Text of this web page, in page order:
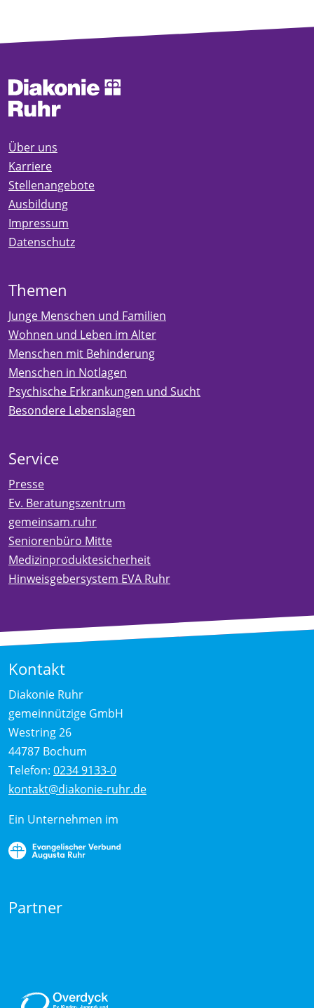
Über uns
Karriere
Stellenangebote
Ausbildung
Impressum
Datenschutz
Themen
Junge Menschen und Familien
Wohnen und Leben im Alter
Menschen mit Behinderung
Menschen in Notlagen
Psychische Erkrankungen und Sucht
Besondere Lebenslagen
Service
Presse
Ev. Beratungszentrum
gemeinsam.ruhr
Seniorenbüro Mitte
Medizinproduktesicherheit
Hinweisgebersystem EVA Ruhr
Kontakt
Diakonie Ruhr
gemeinnützige GmbH
Westring 26
44787 Bochum
Telefon: 0234 9133-0
kontakt@diakonie-ruhr.de
Ein Unternehmen im
Partner